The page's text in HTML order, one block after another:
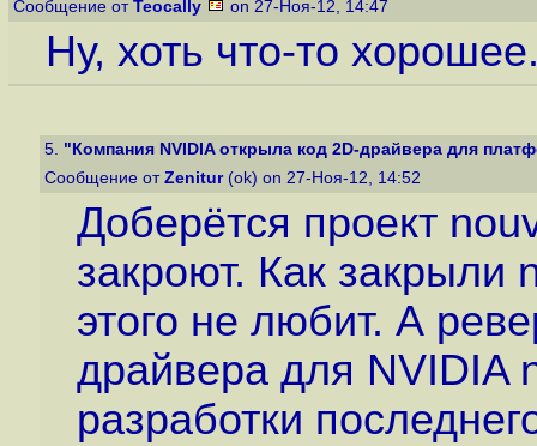
Сообщение от Teocally on 27-Ноя-12, 14:47
Ну, хоть что-то
5. "Компания NVIDIA открыла код 2D-драйвера для
Сообщение от Zenitur(ok) on 27-Ноя-12, 14:52
Доберётся проект
закроют. Как закрыли
этого не любит. А
драйвера для NVIDIA
разработки